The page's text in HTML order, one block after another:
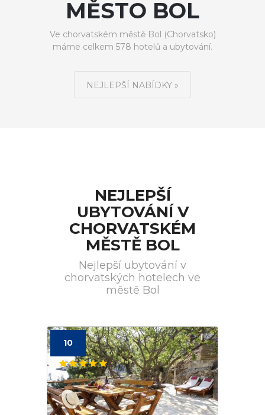
MĚSTO BOL
Ve chorvatském městě Bol (Chorvatsko)
máme celkem 578 hotelů a ubytování.
NEJLEPŠÍ NABÍDKY »
NEJLEPŠÍ
UBYTOVÁNÍ V
CHORVATSKÉM
MĚSTĚ BOL
Nejlepší ubytování v
chorvatských hotelech ve
městě Bol
10